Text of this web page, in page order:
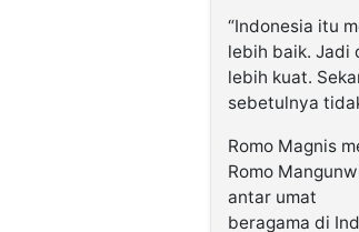
“Indonesia itu
lebih baik. Jadi
lebih kuat.
sebetulnya
Romo Magnis
Romo
antar umat
beragama di